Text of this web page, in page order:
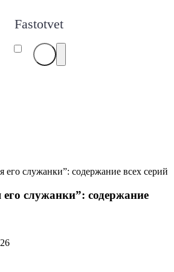
Fastotvet
его служанки”: содержание всех серий
служанки”: содержание